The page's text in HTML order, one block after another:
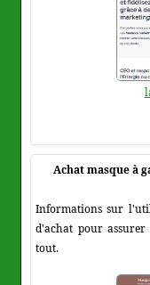
Achat masque à
Informations sur
d'achat pour
tout.